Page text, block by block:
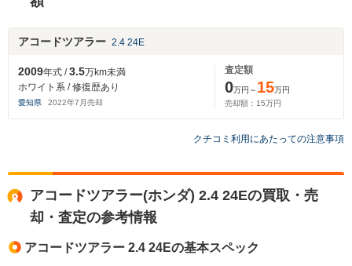
アコードツアラー 2.4 24E
2009年式 /3.5万km未満
ホワイト系 / 修復歴あり
愛知県 2022年7 月売却
査定額
0万円～ 15万円
売却額： 15万円
クチコミ利用にあたっての注意事項
アコードツアラー(ホンダ) 2.4 24Eの買取・売
却・査定の参考情報
アコードツアラー 2.4 24Eの基本スペック